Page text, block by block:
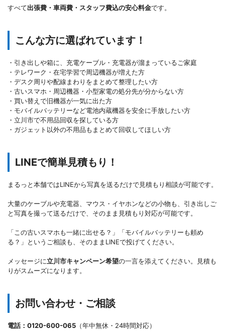
すべて出張費・車両費・スタッフ費込の安心料金です。
こんな方に選ばれています！
・引き出しや箱に、充電ケーブル・充電器が溜まっているご家庭
・テレワーク・在宅学習で周辺機器が増えた方
・デスク周りや配線まわりをまとめて整理したい方
・古いスマホ・周辺機器・小型家電の処分先が分からない方
・買い替えで旧機器が一気に出た方
・モバイルバッテリーなど電池内蔵機器を安全に手放したい方
・立川市で不用品回収を探している方
・ガジェット以外の不用品もまとめて回収してほしい方
LINEで簡単見積もり！
まるっと本舗ではLINEから写真を送るだけで見積もり相談が可能です。
大量のケーブルや充電器、マウス・イヤホンなどの小物も、引き出しご
と写真を撮って送るだけで、そのまま見積もり対応が可能です。
「この古いスマホも一緒に出せる？」「モバイルバッテリーも頼め
る？」というご相談も、そのままLINEで投げてください。
メッセージに立川市キャンペーン希望の一言を添えてください。見積も
りがスムーズになります。
お問い合わせ・ご相談
電話：0120-600-065 （年中無休・24時間対応）